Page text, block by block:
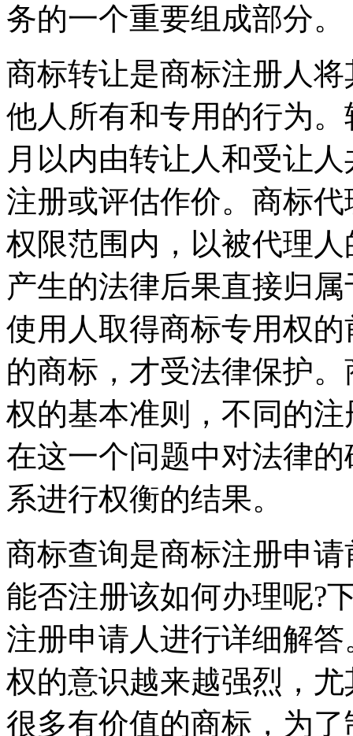
务的一个重要组成部分。
商标转让是商标注册人
他人所有和专用的行为
月以内由转让人和受让
注册或评估作价。商标
权限范围内，以被代理
产生的法律后果直接归
使用人取得商标专用权
的商标，才受法律保护
权的基本准则，不同的
在这一个问题中对法律
系进行权衡的结果。
商标查询是商标注册申
能否注册该如何办理呢?
注册申请人进行详细解
权的意识越来越强烈，
很多有价值的商标，为